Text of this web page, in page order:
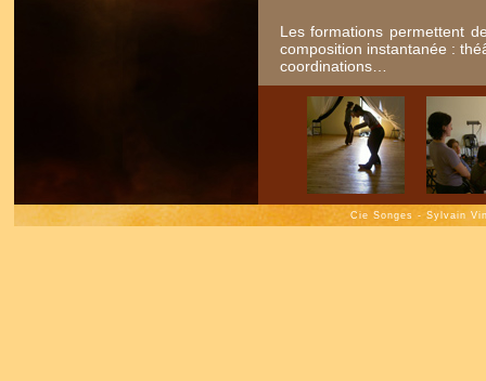
Les formations permettent
composition instantanée :
coordinations…
Cie Songes - Sylvain